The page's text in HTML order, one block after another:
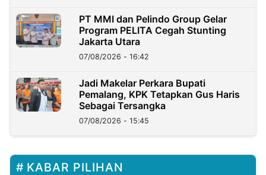
PT MMI dan Pelindo Group Gelar
Program PELITA Cegah Stunting
Jakarta Utara
07/08/2026 - 16:42
Jadi Makelar Perkara Bupati
Pemalang, KPK Tetapkan Gus Haris
Sebagai Tersangka
07/08/2026 - 15:45
KABAR PILIHAN